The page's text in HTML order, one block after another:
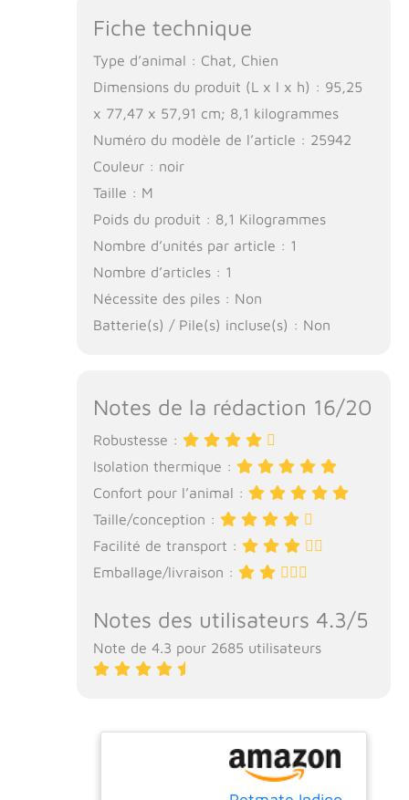
Fiche technique
Type d’animal : Chat, Chien
Dimensions du produit (L x l x h) : 95,25
x 77,47 x 57,91 cm; 8,1 kilogrammes
Numéro du modèle de l’article : 25942
Couleur : noir
Taille : M
Poids du produit : 8,1 Kilogrammes
Nombre d’unités par article : 1
Nombre d’articles : 1
Nécessite des piles : Non
Batterie(s) / Pile(s) incluse(s) : Non
Notes de la rédaction 16/20
Robustesse :
Isolation thermique :
Confort pour l’animal :
Taille/conception :
Facilité de transport :
Emballage/livraison :
Notes des utilisateurs 4.3/5
Note de 4.3 pour 2685 utilisateurs